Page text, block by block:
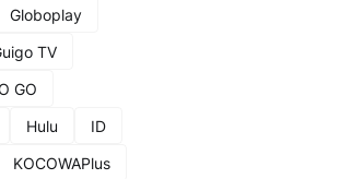
Globoplay
TV
GO
Hulu
ID
KOCOWAPlus